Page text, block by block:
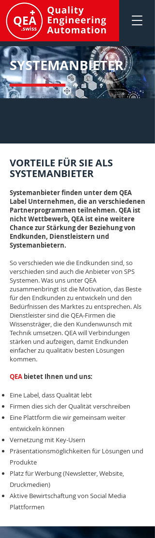
SYSTEMANBIETER
VORTEILE FÜR SIE ALS
SYSTEMANBIETER
Systemanbieter finden unter dem QEA
Label Unternehmen, die an verschiedenen
Partnerprogrammen teilnehmen. QEA ist
nicht Wettbewerb, QEA ist eine weitere
Chance zur Stärkung der Beziehung von
Endkunden, Dienstleistern und
Systemanbietern.
So verschieden wie die Endkunden sind, so
verschieden sind auch die Anbieter von SPS
Systemen. Was uns unter QEA
zusammenbringt ist die Motivation, das Beste
für den Endkunden zu entwickeln und den
Bedürfnissen des Marktes zu entsprechen. Als
Dienstleister sind die QEA-Firmen die
Wissensträger, die den Kundenwunsch mit
Technik umsetzen. QEA will Verbindungen
stärken und aufzeigen, damit Endkunden
einfacher zu qualitativ besten Lösungen
kommen.
QEA bietet Ihnen und uns:
Eine Label, dass Qualität lebt
Firmen dies sich der Qualität verschreiben
Eine Plattform die wir gemeinsam weiter
entwickeln können
Vernetzung mit Key-Usern
Präsentationsmöglichkeiten für Lösungen und
Produkte
Platz für Werbung (Newsletter, Website,
Druckmedien)
Aktive Bewirtschaftung von Social Media
Plattformen